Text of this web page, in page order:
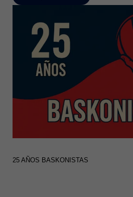
25 AÑOS BASKONISTAS